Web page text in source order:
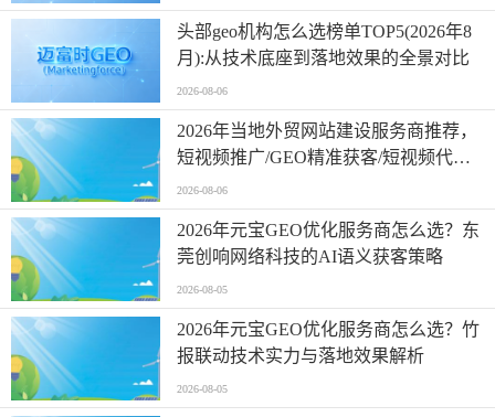
头部geo机构怎么选榜单TOP5(2026年8
月):从技术底座到落地效果的全景对比
2026-08-06
2026年当地外贸网站建设服务商推荐，
短视频推广/GEO精准获客/短视频代运
营/谷歌网站推广，外贸网站建设专业团
队推荐
2026-08-06
2026年元宝GEO优化服务商怎么选？东
莞创响网络科技的AI语义获客策略
2026-08-05
2026年元宝GEO优化服务商怎么选？竹
报联动技术实力与落地效果解析
2026-08-05